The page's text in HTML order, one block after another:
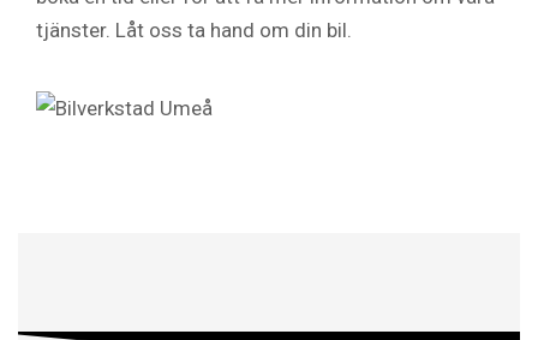
tjänster. Låt oss ta hand om din bil.